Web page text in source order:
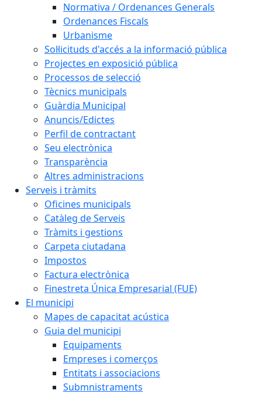
Normativa / Ordenances Generals
Ordenances Fiscals
Urbanisme
Sol·licituds d'accés a la informació pública
Projectes en exposició pública
Processos de selecció
Tècnics municipals
Guàrdia Municipal
Anuncis/Edictes
Perfil de contractant
Seu electrònica
Transparència
Altres administracions
Serveis i tràmits
Oficines municipals
Catàleg de Serveis
Tràmits i gestions
Carpeta ciutadana
Impostos
Factura electrònica
Finestreta Única Empresarial (FUE)
El municipi
Mapes de capacitat acústica
Guia del municipi
Equipaments
Empreses i comerços
Entitats i associacions
Submnistraments